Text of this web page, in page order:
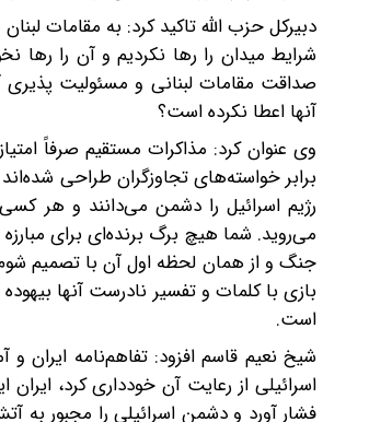
دبیرکل حزب الله تاکید کرد: به مقامات
شرایط میدان را رها نکردیم و آن را
صداقت مقامات لبنانی و مسئولیت پذیری
آنها اعطا نکرده است؟
وی عنوان کرد: مذاکرات مستقیم صرفاً
برابر خواسته‌های تجاوزگران طراحی
رژیم اسرائیل را دشمن می‌دانند و هر
می‌روید. شما هیچ برگ برنده‌ای برای
جنگ و از همان لحظه اول آن با تصمیم
بازی با کلمات و تفسیر نادرست آنها
است.
اسرائیلی از رعایت آن خودداری کرد،
فشار آورد و دشمن اسرائیلی را مجبور به